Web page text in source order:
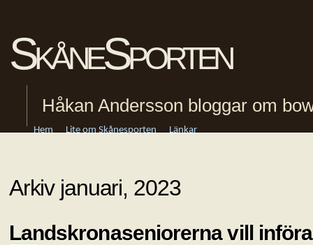
SkåneSporten
Håkan Andersson bloggar om
Hem Lite om Skånesporten Länkar
Arkiv januari, 2023
Landskronaseniorerna vill